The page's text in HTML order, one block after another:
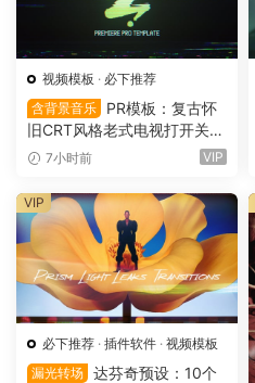
视频模板 · 必下推荐
含背景音乐
PR模板：复古怀
旧CRT风格老式电视打开关闭
LOGO动画展示（16151）
7小时前 VIP
必下推荐 · 插件软件 · 视频模板
漏光转场 达芬奇预设：10个
VIP